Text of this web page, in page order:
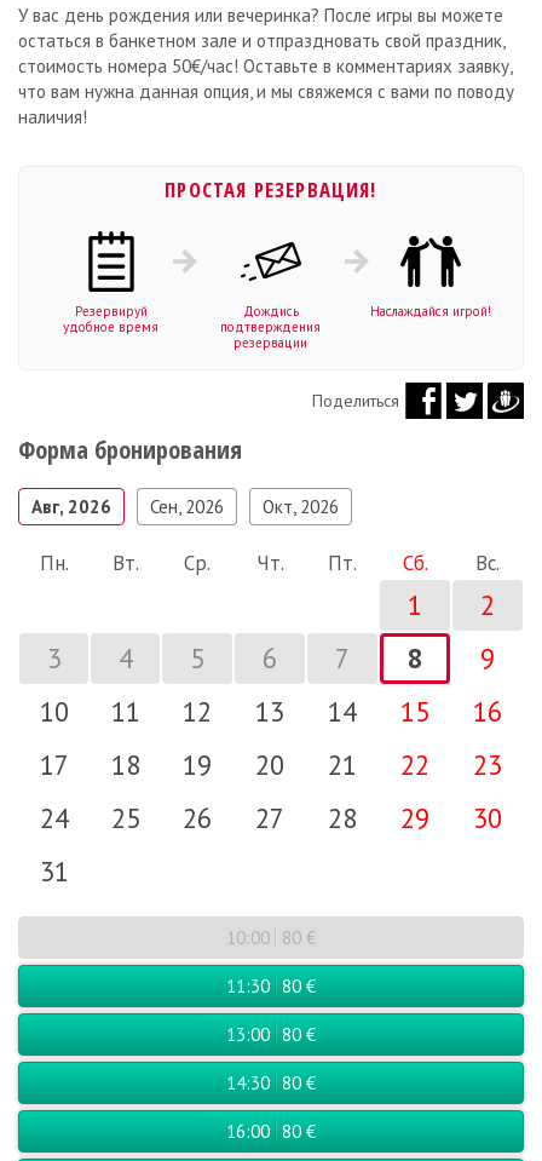
У вас день рождения или вечеринка? После игры вы можете
остаться в банкетном зале и отпраздновать свой праздник,
стоимость номера 50€/час! Оставьте в комментариях заявку,
что вам нужна данная опция, и мы свяжемся с вами по поводу
наличия!
ПРОСТАЯ РЕЗЕРВАЦИЯ!
Резервируй
удобное время
Дождись
подтверждения
резервации
Наслаждайся игрой!
Поделиться
Форма бронирования
Авг, 2026 Сен, 2026 Окт, 2026
Пн. Вт. Ср. Чт. Пт. Сб. Вс.
1
2
3
4 5 6 7 8
9
10
11 12 13 14 15
16
17
18 19 20 21 22
23
24
25 26 27 28 29
30
31
10:00 80 €
11:30 80 €
13:00 80 €
14:30 80 €
16:00 80 €